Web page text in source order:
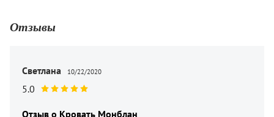
Отзывы
Светлана 10/22/2020
5.0
Отзыв о Кровать Монблан